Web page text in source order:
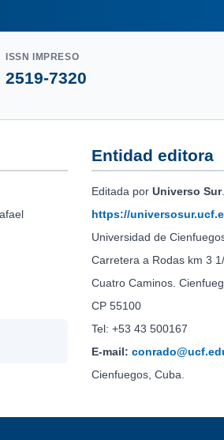
ISSN IMPRESO
2519-7320
Entidad editora
Editada por Universo Sur.
https://
Universidad de
Carretera a Rodas km 3 1/
Cuatro Caminos.
CP 55100
Tel: +53 43 500167
E-mail:
Cienfuegos, Cuba.